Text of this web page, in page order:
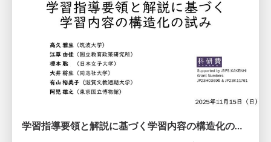
学習指導要領と解説に基づく学習内容の構造化の試み / Course of study Commentary LOD JAET 2025